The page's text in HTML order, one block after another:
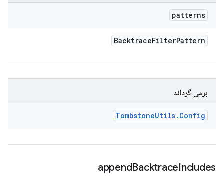
patterns
BacktraceFilterPattern
برمی گرداند
TombstoneUtils. Config
appendBacktraceIncludes